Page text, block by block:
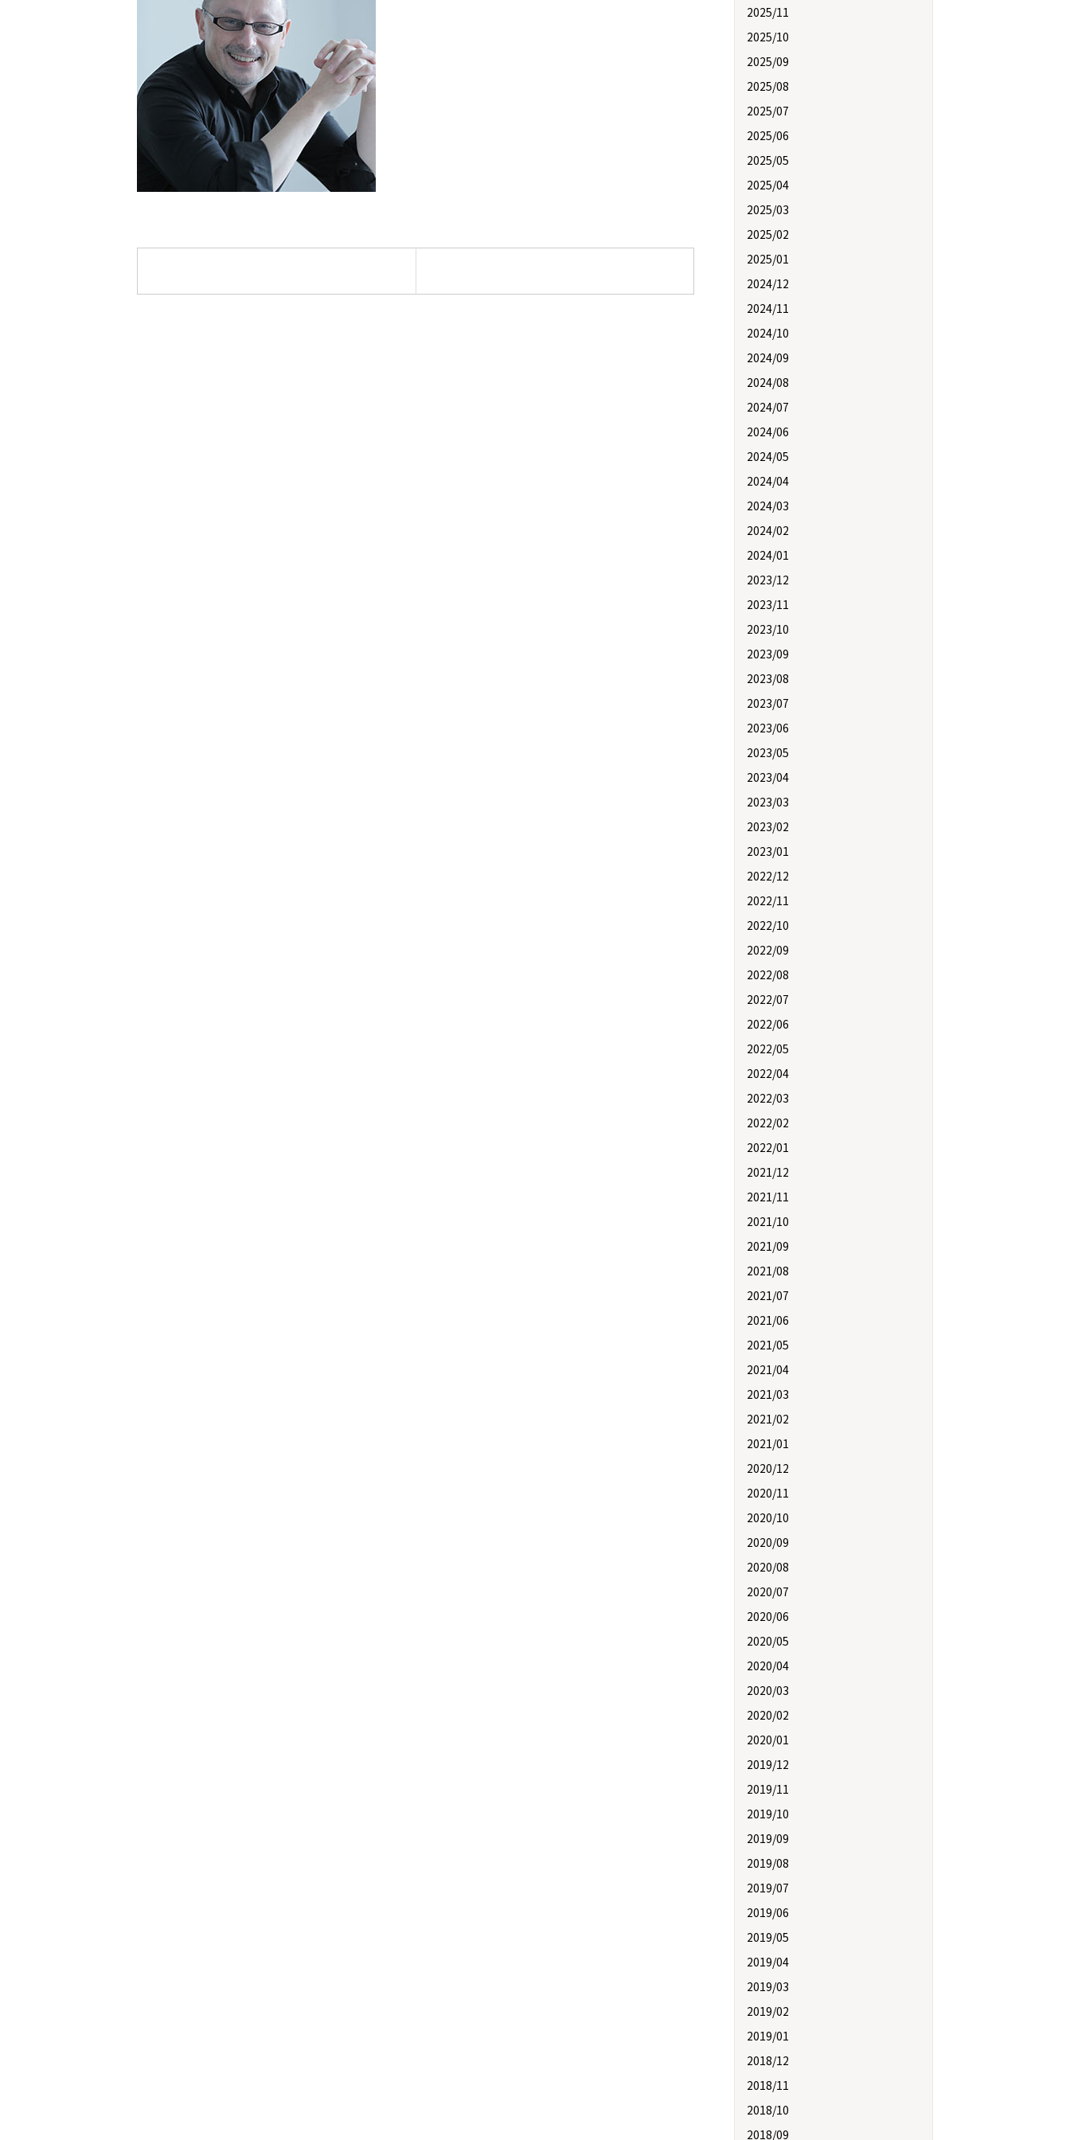
2025/11
2025/10
2025/09
2025/08
2025/07
2025/06
2025/05
2025/04
2025/03
2025/02
2025/01
2024/12
2024/11
2024/10
2024/09
2024/08
2024/07
2024/06
2024/05
2024/04
2024/03
2024/02
2024/01
2023/12
2023/11
2023/10
2023/09
2023/08
2023/07
2023/06
2023/05
2023/04
2023/03
2023/02
2023/01
2022/12
2022/11
2022/10
2022/09
2022/08
2022/07
2022/06
2022/05
2022/04
2022/03
2022/02
2022/01
2021/12
2021/11
2021/10
2021/09
2021/08
2021/07
2021/06
2021/05
2021/04
2021/03
2021/02
2021/01
2020/12
2020/11
2020/10
2020/09
2020/08
2020/07
2020/06
2020/05
2020/04
2020/03
2020/02
2020/01
2019/12
2019/11
2019/10
2019/09
2019/08
2019/07
2019/06
2019/05
2019/04
2019/03
2019/02
2019/01
2018/12
2018/11
2018/10
2018/09